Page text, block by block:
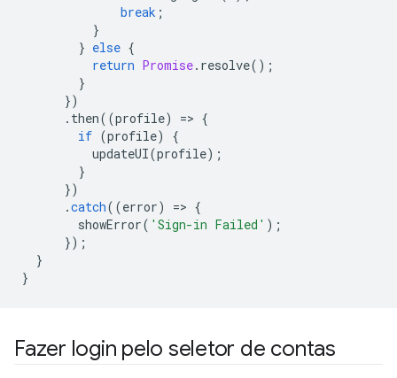
break ;
}
} else {
return Promise. resolve();
}
})
. then((profile) => {
if (profile)
{
updateUI(profile);
}
})
.catch((error) => {
showError( 'Sign-in Failed' );
});
}
}
Fazer login pelo seletor de contas